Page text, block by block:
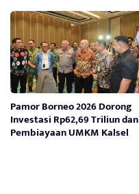
Pamor Borneo 2026 Dorong
Investasi Rp62,69 Triliun dan
Pembiayaan UMKM Kalsel